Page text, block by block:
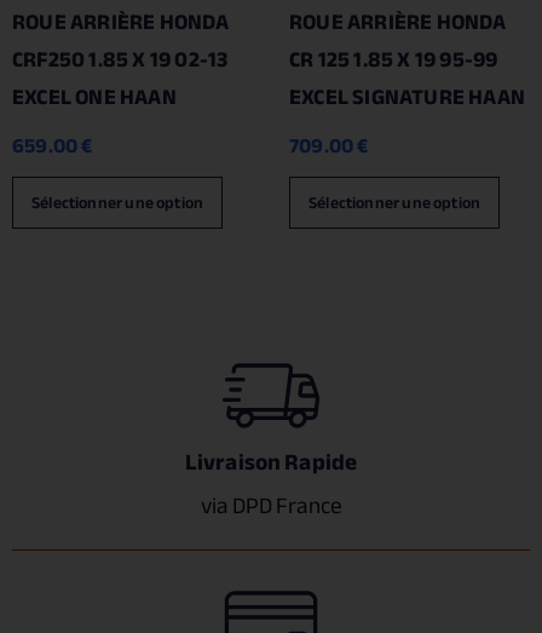
ROUE ARRIÈRE HONDA
CRF250 1.85 X 19 02-13
EXCEL ONE HAAN
659.00€
Sélectionner une option
ROUE ARRIÈRE HONDA
CR 125 1.85 X 19 95-99
EXCEL SIGNATURE HAAN
709.00€
Sélectionner une option
Livraison Rapide
via DPD France